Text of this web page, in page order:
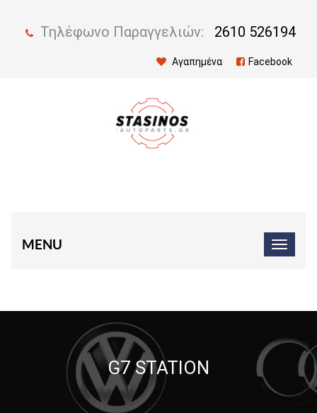
Τηλέφωνο Παραγγελιών: 2610 526194
Αγαπημένα Facebook
MENU
G7 STATION